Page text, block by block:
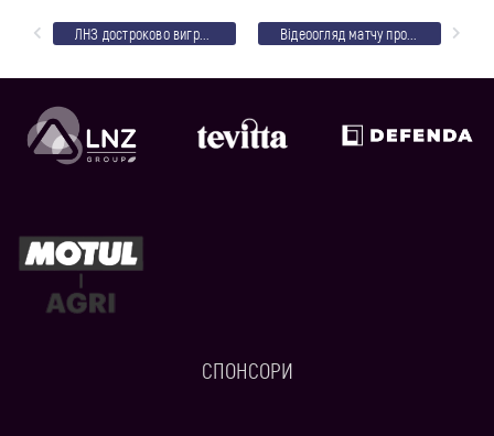
ЛНЗ достроково виграє чемпіонат області і збирає всі трофеї Черкащини у 2017 році!
СПОНСОРИ